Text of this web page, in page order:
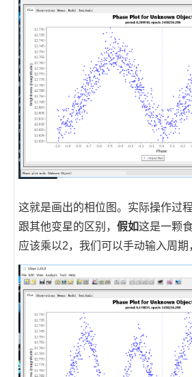
这就是画出的相位图。实际操作过
跟其他变星的区别， 假如这是一颗
应该乘以2，我们可以手动输入周期